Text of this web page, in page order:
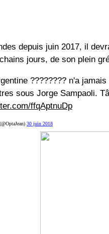
depuis juin 2017, il
jours, de son plein
???????? n'a
sous Jorge Sampaoli.
ffqAptnuDp
30 juin 2018